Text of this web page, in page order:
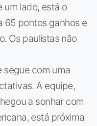
um lado, está o
65 pontos ganhos e
Os paulistas não
segue com uma
A equipe,
a sonhar com
está próxima